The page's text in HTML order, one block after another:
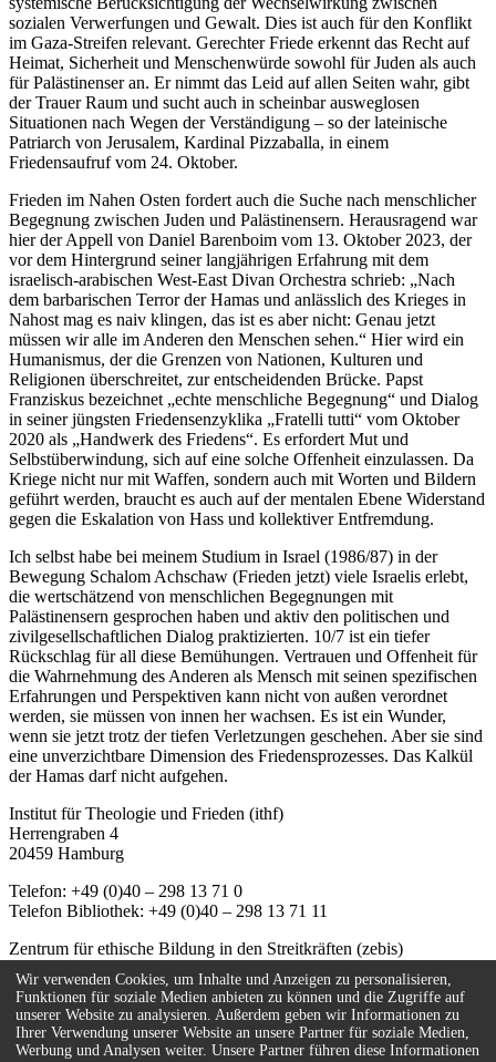
sozialen Verwerfungen und Gewalt. Dies ist auch für den Konflikt
im Gaza-Streifen relevant. Gerechter Friede erkennt das Recht auf
Heimat, Sicherheit und Menschenwürde sowohl für Juden als auch
für Palästinenser an. Er nimmt das Leid auf allen Seiten wahr, gibt
der Trauer Raum und sucht auch in scheinbar ausweglosen
Situationen nach Wegen der Verständigung – so der lateinische
Patriarch von Jerusalem, Kardinal Pizzaballa, in einem
Friedensaufruf vom 24. Oktober.
Frieden im Nahen Osten fordert auch die Suche nach menschlicher
Begegnung zwischen Juden und Palästinensern. Herausragend war
hier der Appell von Daniel Barenboim vom 13. Oktober 2023, der
vor dem Hintergrund seiner langjährigen Erfahrung mit dem
israelisch-arabischen West-East Divan Orchestra schrieb: „Nach
dem barbarischen Terror der Hamas und anlässlich des Krieges in
Nahost mag es naiv klingen, das ist es aber nicht: Genau jetzt
müssen wir alle im Anderen den Menschen sehen.“ Hier wird ein
Humanismus, der die Grenzen von Nationen, Kulturen und
Religionen überschreitet, zur entscheidenden Brücke. Papst
Franziskus bezeichnet „echte menschliche Begegnung“ und Dialog
in seiner jüngsten Friedensenzyklika „Fratelli tutti“ vom Oktober
2020 als „Handwerk des Friedens“. Es erfordert Mut und
Selbstüberwindung, sich auf eine solche Offenheit einzulassen. Da
Kriege nicht nur mit Waffen, sondern auch mit Worten und Bildern
geführt werden, braucht es auch auf der mentalen Ebene Widerstand
gegen die Eskalation von Hass und kollektiver Entfremdung.
Ich selbst habe bei meinem Studium in Israel (1986/87) in der
Bewegung Schalom Achschaw (Frieden jetzt) viele Israelis erlebt,
die wertschätzend von menschlichen Begegnungen mit
Palästinensern gesprochen haben und aktiv den politischen und
zivilgesellschaftlichen Dialog praktizierten. 10/7 ist ein tiefer
Rückschlag für all diese Bemühungen. Vertrauen und Offenheit für
die Wahrnehmung des Anderen als Mensch mit seinen spezifischen
Erfahrungen und Perspektiven kann nicht von außen verordnet
werden, sie müssen von innen her wachsen. Es ist ein Wunder,
wenn sie jetzt trotz der tiefen Verletzungen geschehen. Aber sie sind
eine unverzichtbare Dimension des Friedensprozesses. Das Kalkül
der Hamas darf nicht aufgehen.
Institut für Theologie und Frieden (ithf)
Herrengraben 4
20459 Hamburg
Telefon: +49 (0)40 – 298 13 71 0
Telefon Bibliothek: +49 (0)40 – 298 13 71 11
Zentrum für ethische Bildung in den Streitkräften (zebis)
20459 Hamburg
Telefon: +49 (0)40 – 67 08 59 - 55
E-Mail:info(at)zebis.eu
Wir verwenden Cookies, um Inhalte und Anzeigen zu personalisieren,
Funktionen für soziale Medien anbieten zu können und die Zugriffe auf
unserer Website zu analysieren. Außerdem geben wir Informationen zu
Ihrer Verwendung unserer Website an unsere Partner für soziale Medien,
Werbung und Analysen weiter. Unsere Partner führen diese Informationen